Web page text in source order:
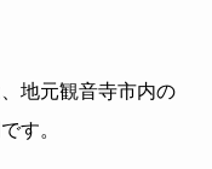
地元観音寺市内の
す。